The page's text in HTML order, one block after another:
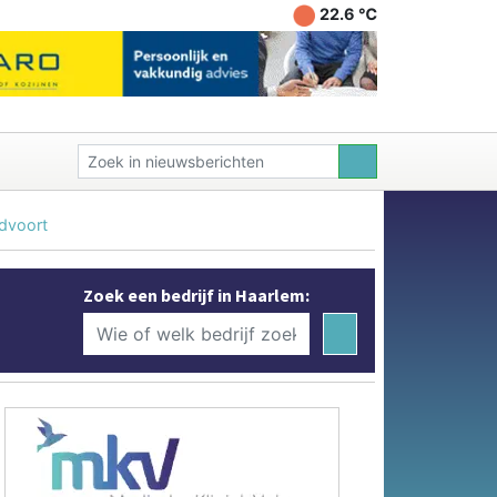
22.6 ℃
Zoek een bedrijf in Haarlem: